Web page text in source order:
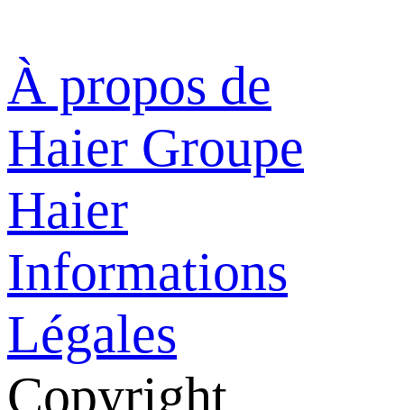
À propos de
Haier Groupe
Haier
Informations
Légales
Copyright